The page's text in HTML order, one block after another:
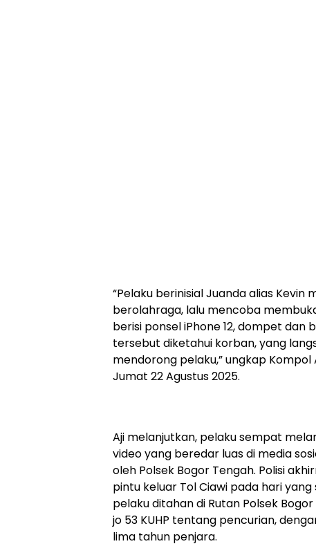
“Pelaku berinisial Juanda alias
berolahraga, lalu mencoba
berisi ponsel iPhone 12, dompet dan
tersebut diketahui korban, yang
mendorong pelaku,” ungkap Kompol
Jumat 22 Agustus 2025.
Aji melanjutkan, pelaku sempat
video yang beredar luas di media
oleh Polsek Bogor Tengah. Polisi
pintu keluar Tol Ciawi pada hari yang
pelaku ditahan di Rutan Polsek
jo 53 KUHP tentang pencurian,
lima tahun penjara.